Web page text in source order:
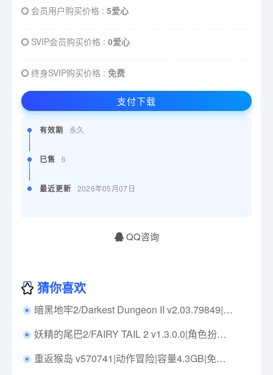
会员用户购买价格 : 5爱心
SVIP会员购买价格 : 0爱心
终身SVIP购买价格 : 免费
支付下载
有效期 永久
已售 6
最近更新 2026年05月07日
QQ咨询
猜你喜欢
暗黑地牢2/Darkest Dungeon II v2.03.79849|策略模拟|容量6.5G|免安装绿色中文版|支持键盘.鼠标.手柄
妖精的尾巴2/FAIRY TAIL 2 v1.3.0.0|角色扮演|容量14.5GB|免安装绿色中文版|支持键盘.鼠标
重返猴岛 v570741|动作冒险|容量4.3GB|免安装绿色中文版|支持键盘.鼠标.手柄